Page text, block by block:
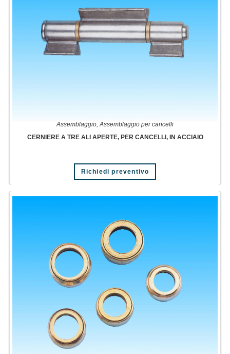
Assemblaggio,Assemblaggio per cancelli
CERNIERE A TRE ALI APERTE, PER CANCELLI, IN ACCIAIO
Richiedi preventivo